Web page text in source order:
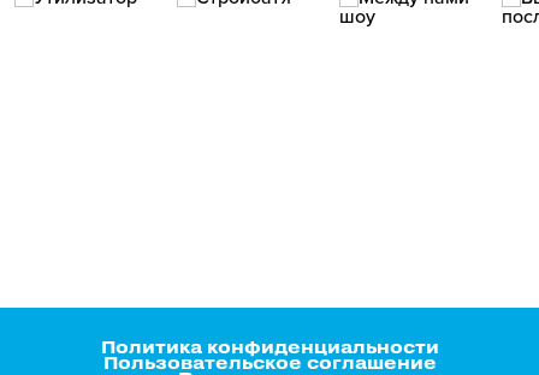
Политика конфиденциальности
Пользовательское соглашение